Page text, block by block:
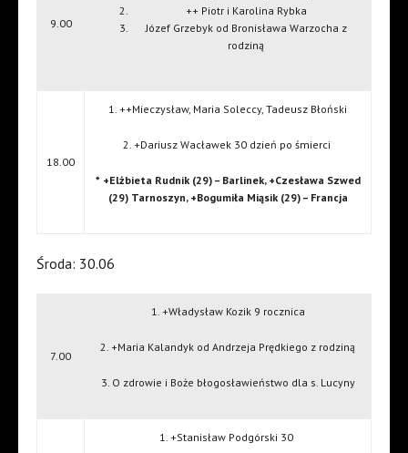
9.00
++ Piotr i Karolina Rybka
Józef Grzebyk od Bronisława Warzocha z
rodziną
18.00
1. ++Mieczysław, Maria Soleccy, Tadeusz Błoński
2. +Dariusz Wacławek 30 dzień po śmierci
* +Elżbieta Rudnik (29) – Barlinek, +Czesława Szwed
(29) Tarnoszyn, +Bogumiła Miąsik (29) – Francja
Środa: 30.06
7.00
1. +Władysław Kozik 9 rocznica
2. +Maria Kalandyk od Andrzeja Prędkiego z rodziną
3. O zdrowie i Boże błogosławieństwo dla s. Lucyny
1. +Stanisław Podgórski 30